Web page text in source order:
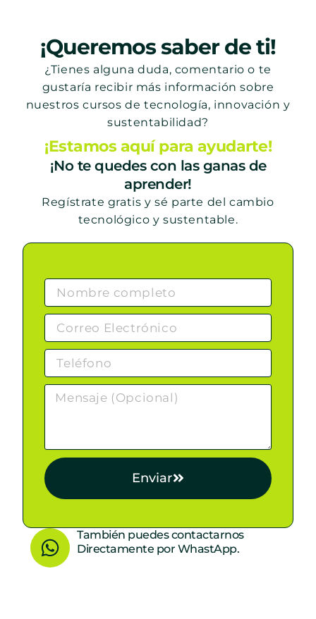
¡Queremos saber de ti!
¿Tienes alguna duda, comentario o te
gustaría recibir más información sobre
nuestros cursos de tecnología, innovación y
sustentabilidad?
¡Estamos aquí para ayudarte!
¡No te quedes con las ganas de
aprender!
Regístrate gratis y sé parte del cambio
tecnológico y sustentable.
Enviar
W
h
También puedes contactarnos
Directamente por WhastApp.